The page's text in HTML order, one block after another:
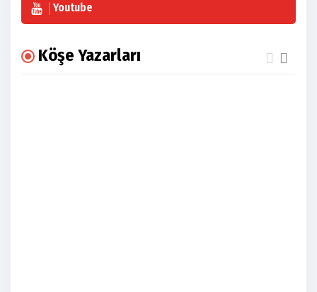
Youtube
Köşe Yazarları